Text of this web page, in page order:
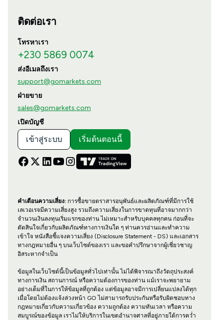
ติดต่อเรา
โทรหาเรา
+230 5869 0074
ส่งอีเมลถึงเรา
support@gomarkets.com
ฝ่ายขาย
sales@gomarkets.com
เปิดบัญชี
เข้าสู่ระบบ เริ่มต้นตอนนี้
คำเตือนความเสี่ยง:การซื้อขายตราสารอนุพันธ์และผลิตภัณฑ์ที่มีการใช้
เลเวอเรจมีความเสี่ยงสูง รวมถึงความเสี่ยงในการขาดทุนที่อาจมากกว่า
จำนวนเงินลงทุนเริ่มแรกของท่าน ไม่เหมาะสำหรับบุคคลทุกคน ก่อนที่จะ
ตัดสินใจเกี่ยวกับผลิตภัณฑ์ทางการเงินใด ๆ ท่านควรอ่านและทำความ
เข้าใจ หนังสือชี้แจงความเสี่ยง (Disclosure Statement - DS) และเอกสาร
ทางกฎหมายอื่น ๆ บนเว็บไซต์ของเรา และขอคำปรึกษาจากผู้เชี่ยวชาญ
อิสระหากจำเป็น
ข้อมูลในเว็บไซต์นี้เป็นข้อมูลทั่วไปเท่านั้น ไม่ได้พิจารณาถึงวัตถุประสงค์
ทางการเงิน สถานการณ์ หรือความต้องการของท่าน แม้เราจะพยายาม
อย่างเต็มที่ในการให้ข้อมูลที่ถูกต้อง แต่ข้อมูลอาจมีการเปลี่ยนแปลงได้ทุก
เมื่อโดยไม่ต้องแจ้งล่วงหน้า GO ไม่สามารถรับประกันหรือรับผิดชอบทาง
กฎหมายเกี่ยวกับความเกี่ยวข้อง ความถูกต้อง ความทันเวลา หรือความ
สมบูรณ์ของข้อมูล เราไม่ให้บริการในเขตอำนาจศาลที่อยู่ภายใต้การคว่ำ